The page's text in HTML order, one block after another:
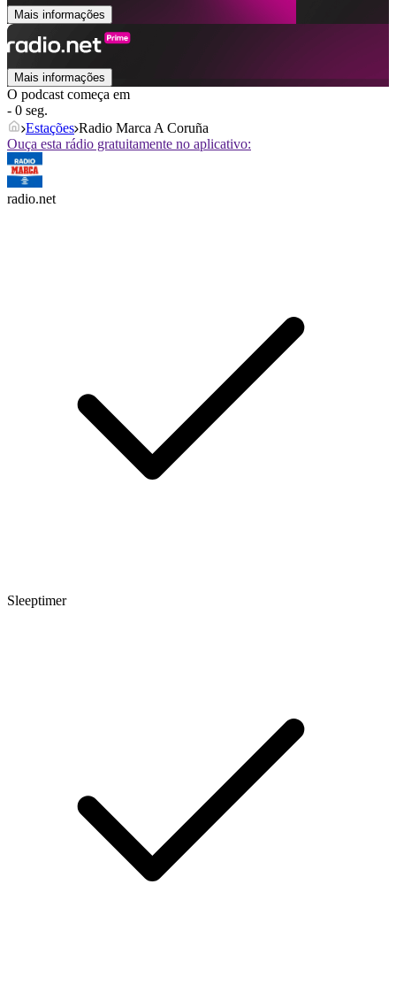
Mais informações
Mais informações
O podcast começa em
- 0 seg.
Estações Radio Marca A Coruña
Ouça esta rádio gratuitamente no aplicativo:
radio.net
Sleeptimer